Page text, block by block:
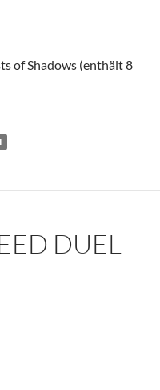
of Shadows (enthält 8
DUEL